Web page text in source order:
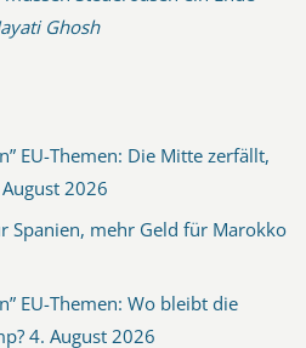
Ghosh
EU-Themen: Die Mitte zerfällt,
2026
Spanien, mehr Geld für Marokko
EU-Themen: Wo bleibt die
4. August 2026